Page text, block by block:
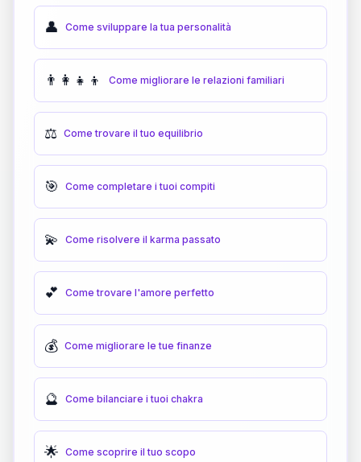
👤 Come sviluppare la tua personalità
👨‍👩‍👧‍👦 Come migliorare le relazioni familiari
⚖️ Come trovare il tuo equilibrio
🎯 Come completare i tuoi compiti
💫 Come risolvere il karma passato
💕 Come trovare l'amore perfetto
💰 Come migliorare le tue finanze
🔮 Come bilanciare i tuoi chakra
🌟 Come scoprire il tuo scopo